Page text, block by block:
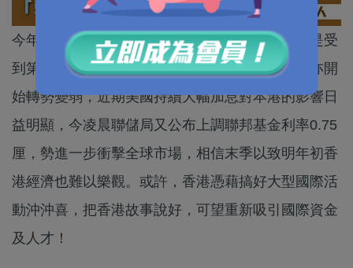
今年以來，香港經濟籠罩着一片愁雲慘霧，主要是受
到第五波疫情持續衝擊。而股市樓市踏入第二季亦開
始轉勢變弱，近期美國持續大幅加息對本港的影響日
益明顯，今凌晨聯儲局又公布上調聯邦基金利率0.75
厘，勢進一步衝擊全球市場，相信末季以致明年初香
港經濟也難以樂觀。或許，香港憑藉搞好大型國際活
動沖沖喜，把香港故事說好，可望重新吸引國際資金
及人才！